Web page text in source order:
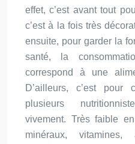
effet, c’est avant tout
c’est à la fois très
ensuite, pour garder la
santé, la
correspond à une
D’ailleurs, c’est pour
plusieurs
vivement. Très faible
minéraux,